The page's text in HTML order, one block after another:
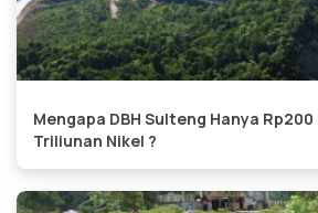
Mengapa DBH Sulteng Hanya
Triliunan Nikel ?